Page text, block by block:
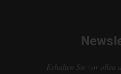
Erhalten Sie vor allen